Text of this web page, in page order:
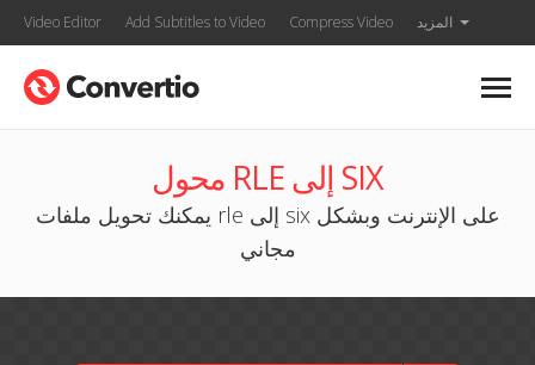
Video Editor Add Subtitles to Video Compress Video المزيد
محول RLE إلى SIX
يمكنك تحويل ملفات rle إلى six على الإنترنت وبشكل
مجاني